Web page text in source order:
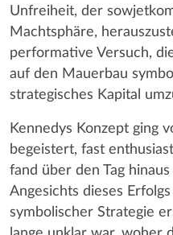
Unfreiheit, der
Machtsphäre,
performative Versuch,
auf den Mauerbau
strategisches Kapital
Kennedys Konzept ging
begeistert, fast
fand über den Tag
Angesichts dieses
symbolischer Strategie